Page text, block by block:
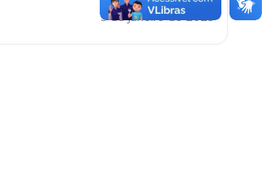
3 de janeiro de 2025